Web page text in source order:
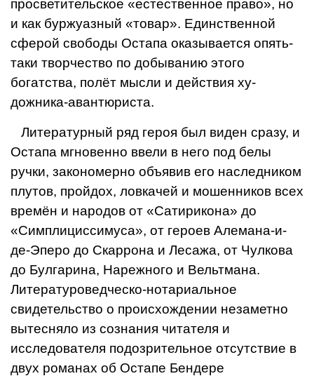
просветительское «естественное пра­во», но
и как буржуазный «товар». Един­ственной
сферой свободы Остапа оказы­вается опять-
таки творчество по добыванию этого
богатства, полёт мысли и действия ху­
дожника-авантюриста.
Литературный ряд героя был виден сра­зу, и
Остапа мгновенно ввели в него под белы
ручки, закономерно объявив его наследником
плутов, пройдох, ловкачей и мошенников всех
времён и народов от «Сатирикона» до
«Симплициссимуса», от героев Алемана-и-
де-Эперо до Скаррона и Лесажа, от Чулкова
до Булгарина, Нарежного и Вельтмана.
Литературоведчес­ко-нотариальное
свидетельство о происхож­дении незаметно
вытесняло из сознания читателя и
исследователя подозрительное отсутствие в
двух романах об Остапе Бен­дере